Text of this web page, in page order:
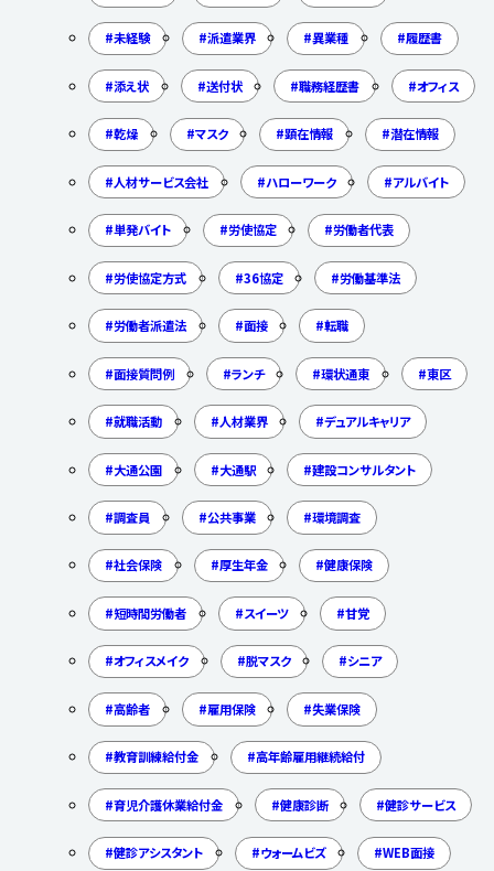
未経験 派遣業界 異業種 履歴書
添え状 送付状 職務経歴書 オフィス
乾燥 マスク 顕在情報 潜在情報
人材サービス会社 ハローワーク アルバイト
単発バイト 労使協定 労働者代表
労使協定方式 36協定 労働基準法
労働者派遣法 面接 転職
面接質問例 ランチ 環状通東 東区
就職活動 人材業界 デュアルキャリア
大通公園 大通駅 建設コンサルタント
調査員 公共事業 環境調査
社会保険 厚生年金 健康保険
短時間労働者 スイーツ 甘党
オフィスメイク 脱マスク シニア
高齢者 雇用保険 失業保険
教育訓練給付金 高年齢雇用継続給付
育児介護休業給付金 健康診断 健診サービス
健診アシスタント ウォームビズ WEB面接